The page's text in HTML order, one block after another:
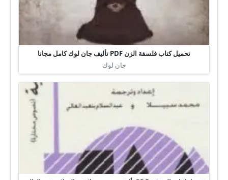
تحميل كتاب فلسفة الزن PDF تأليف جان لوك كامل مجانا
جان لوك